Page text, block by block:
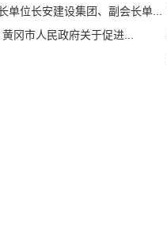
单位长安建设集团、副会长单...
冈市人民政府关于促进...